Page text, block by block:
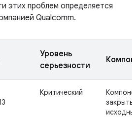
этих проблем определяется
Qualcomm.
Уровень
серьезности
Критический
закрытым
исходным